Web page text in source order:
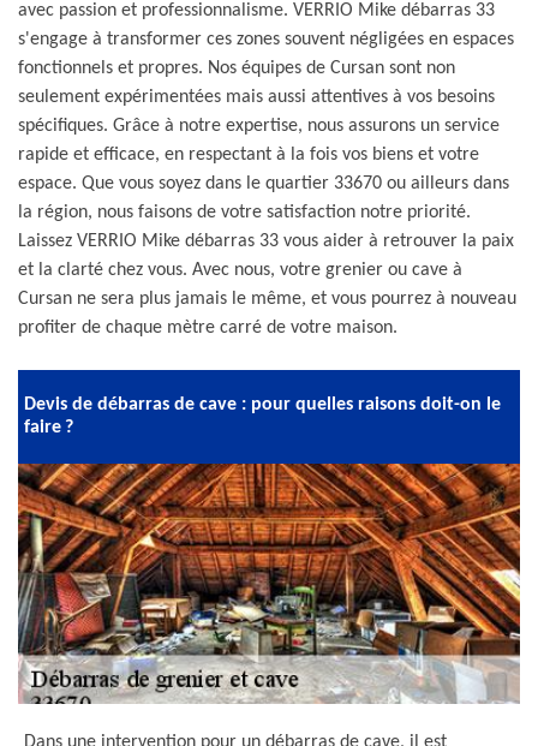
avec passion et professionnalisme. VERRIO Mike débarras 33
s'engage à transformer ces zones souvent négligées en espaces
fonctionnels et propres. Nos équipes de Cursan sont non
seulement expérimentées mais aussi attentives à vos besoins
spécifiques. Grâce à notre expertise, nous assurons un service
rapide et efficace, en respectant à la fois vos biens et votre
espace. Que vous soyez dans le quartier 33670 ou ailleurs dans
la région, nous faisons de votre satisfaction notre priorité.
Laissez VERRIO Mike débarras 33 vous aider à retrouver la paix
et la clarté chez vous. Avec nous, votre grenier ou cave à
Cursan ne sera plus jamais le même, et vous pourrez à nouveau
profiter de chaque mètre carré de votre maison.
Devis de débarras de cave : pour quelles raisons doit-on le
faire ?